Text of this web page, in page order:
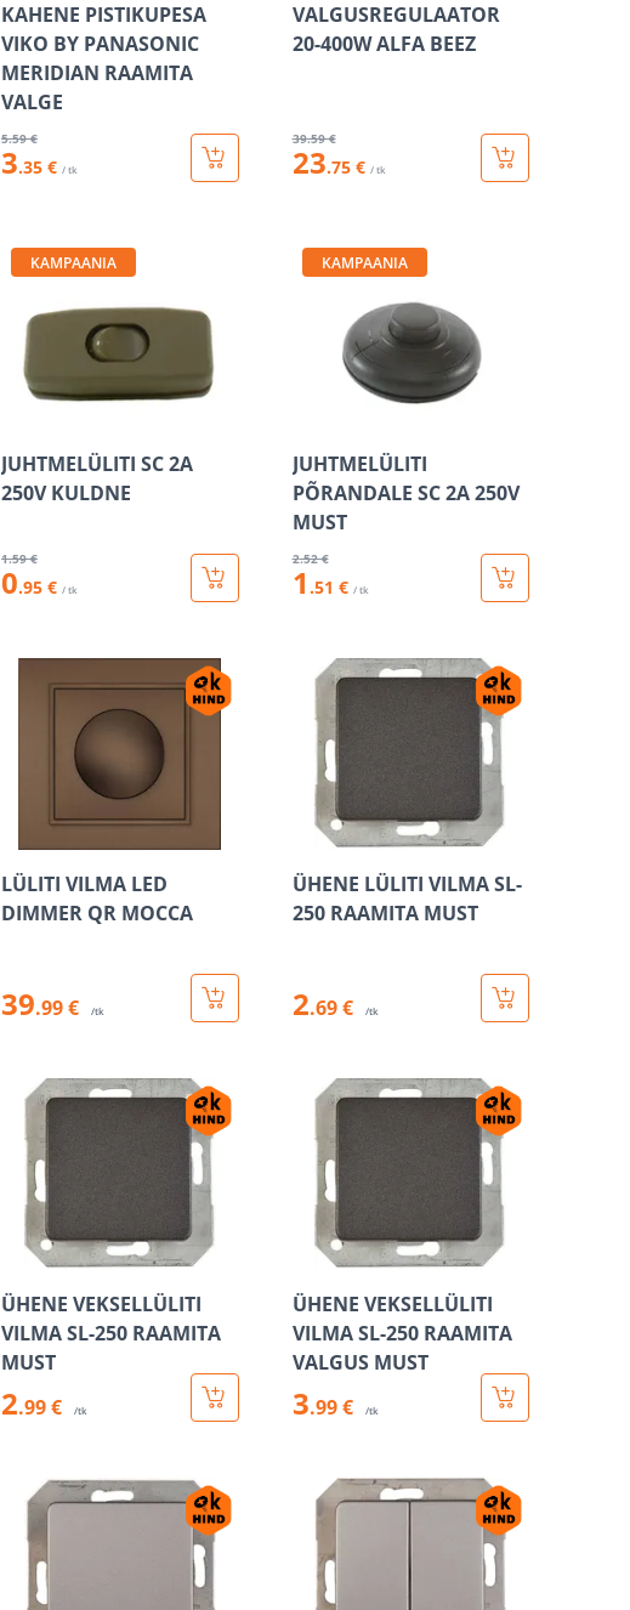
KAHENE PISTIKUPESA
VIKO BY PANASONIC
MERIDIAN RAAMITA
VALGE
5.59 €
3.35 € / tk
VALGUSREGULAATOR
20-400W ALFA BEEZ
39.59 €
23.75 € / tk
KAMPAANIA
JUHTMELÜLITI SC 2A
250V KULDNE
1.59 €
0.95 € / tk
KAMPAANIA
JUHTMELÜLITI
PÕRANDALE SC 2A 250V
MUST
2.52 €
1 .51 € / tk
LÜLITI VILMA LED
DIMMER QR MOCCA
39.99 € /tk
ÜHENE LÜLITI VILMA SL-
250 RAAMITA MUST
2.69 € /tk
ÜHENE VEKSELLÜLITI
VILMA SL-250 RAAMITA
MUST
2.99 € /tk
ÜHENE VEKSELLÜLITI
VILMA SL-250 RAAMITA
VALGUS MUST
3.99 € /tk